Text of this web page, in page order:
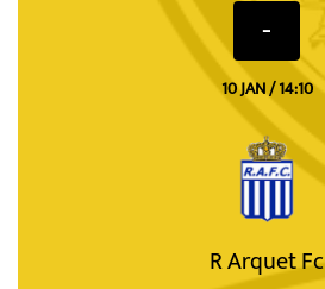
-
10 JAN / 14:10
R Arquet Fc